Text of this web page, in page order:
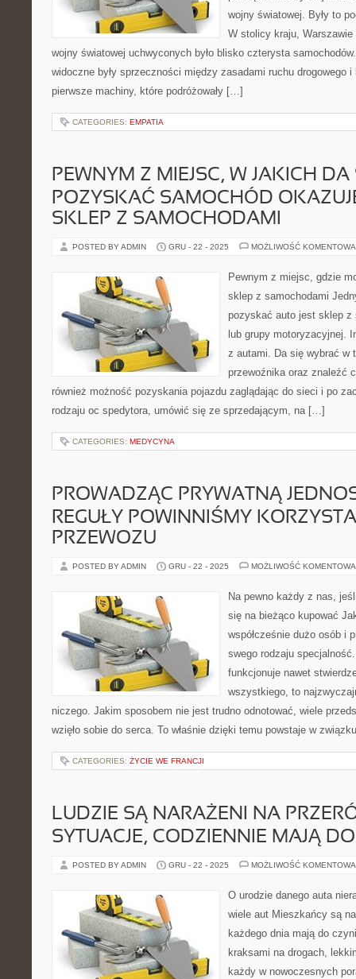
wojny światowej. Były to
W stolicy kraju,
wojny światowej uchwyconych było blisko czterysta
widoczne były sprzeczności między zasadami ruchu drogowego i
pierwsze machiny, które podróżowały […]
CATEGORIES: EMPATIA
PEWNYM Z MIEJSC, W JAKICH DA
POZYSKAĆ SAMOCHÓD
SKLEP Z SAMOCHODAMI
POSTED BY ADMIN GRU - 22 - 2025 MOŻLIWOŚĆ
Pewnym z miejsc, gdzie
sklep z samochodami
pozyskać auto jest sklep z
lub grupy motoryzacyjnej.
z autami. Da się wybrać w
przewoźnika oraz znaleźć
również możność pozyskania pojazdu zaglądając do sieci i po
rodzaju oc spedytora, umówić się ze sprzedającym, na […]
CATEGORIES: MEDYCYNA
PROWADZĄC PRYWATNĄ
REGUŁY POWINNIŚMY
PRZEWOZU
POSTED BY ADMIN GRU - 22 - 2025 MOŻLIWOŚĆ
Na pewno każdy z nas,
się na bieżąco kupować
współcześnie dużo osób i
swego rodzaju
funkcjonuje nawet
wszystkiego, to
niczego. Jakim sposobem nie jest trudno odnotować, wiele
wzięło sobie do serca. To właśnie dzięki temu powstaje w
CATEGORIES: ŻYCIE WE FRANCJI
LUDZIE SĄ NARAŻENI NA
SYTUACJE, CODZIENNIE MAJĄ
POSTED BY ADMIN GRU - 22 - 2025 MOŻLIWOŚĆ
O urodzie danego auta
wiele aut Mieszkańcy są
każdego dnia mają do
kraksami na drogach,
każdy w nowoczesnych